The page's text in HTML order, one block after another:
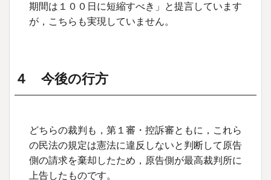
期間は１００日に短縮すべき」と提言しています
が，こちらも実現していません。
４ 今後の行方
どちらの裁判も，第１審・控訴審ともに，これら
の民法の規定は憲法に違反しないと判断して原告
側の請求を棄却したため，原告側が最高裁判所に
上告したものです。